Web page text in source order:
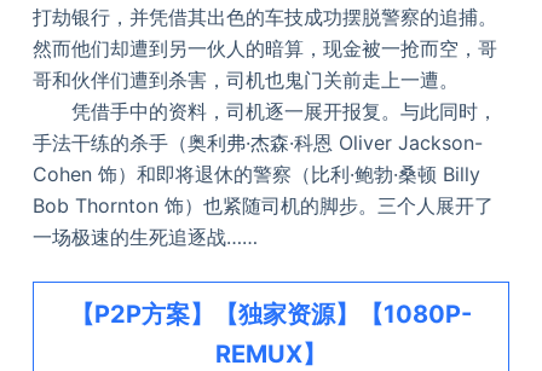
打劫银行，并凭借其出色的车技成功摆脱警察的追捕。
然而他们却遭到另一伙人的暗算，现金被一抢而空，哥
哥和伙伴们遭到杀害，司机也鬼门关前走上一遭。
凭借手中的资料，司机逐一展开报复。与此同时，
手法干练的杀手（奥利弗·杰森·科恩 Oliver Jackson-
Cohen 饰）和即将退休的警察（比利·鲍勃·桑顿 Billy
Bob Thornton 饰）也紧随司机的脚步。三个人展开了
一场极速的生死追逐战……
【P2P方案】【独家资源】【1080P-
REMUX】